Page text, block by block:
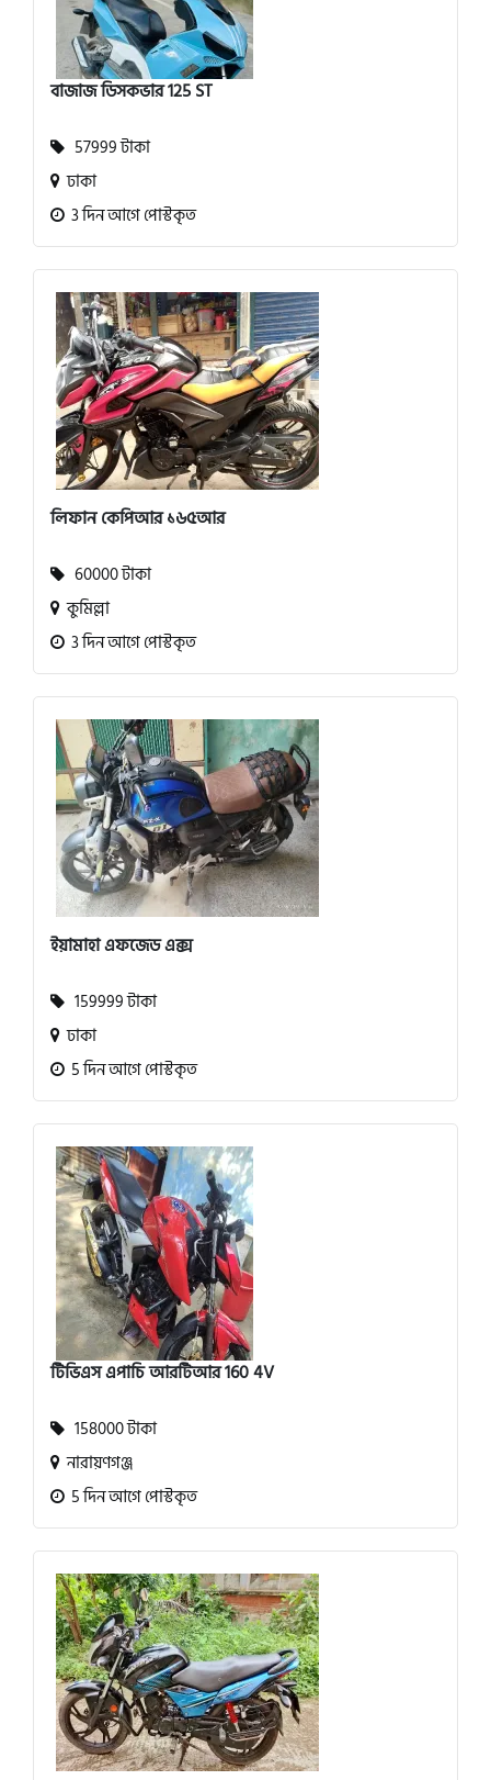
বাজাজ ডিসকভার 125 ST
57999 টাকা
ঢাকা
3 দিন আগে পোস্টকৃত
লিফান কেপিআর ১৬৫আর
60000 টাকা
কুমিল্লা
3 দিন আগে পোস্টকৃত
ইয়ামাহা এফজেড এক্স
159999 টাকা
ঢাকা
5 দিন আগে পোস্টকৃত
টিভিএস এপাচি আরটিআর 160 4V
158000 টাকা
নারায়ণগঞ্জ
5 দিন আগে পোস্টকৃত